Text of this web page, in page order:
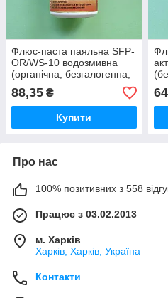
Флюс-паста паяльна SFP-
OR/WS-10 водозмивна
(органічна, безгалогенна,
25 г)
88,35 ₴
Купити
мл
Про нас
100% позитивних з 558
Працює з 03.02.2013
м. Харків
Харків, Харків, Україна
Контакти